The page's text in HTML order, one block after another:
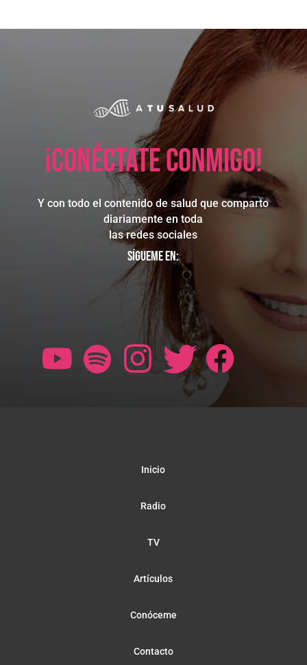
¡Conéctate conmigo!
Y con todo el contenido de salud que comparto
diariamente en toda
las redes sociales
Sígueme en:
Inicio
Radio
TV
Artículos
Conóceme
Contacto